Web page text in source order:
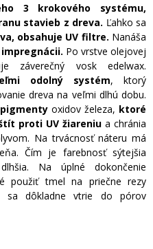
3 krokového systému,
stavieb z dreva. Ľahko sa
obsahuje UV filtre. Nanáša
Po vrstve olejovej
záverečný vosk edelwax.
odolný systém, ktorý
dreva na veľmi dlhú dobu.
oxidov železa, ktoré
proti UV žiareniu a chránia
Na trvácnosť náteru má
Čím je farebnosť sýtejšia
Na úplné dokončenie
použiť tmel na priečne rezy
sa dôkladne vtrie do pórov